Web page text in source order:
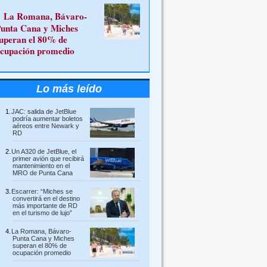
La Romana, Bávaro-
Cana y Miches
el 80% de
promedio
Lo más leído
JAC: salida de JetBlue
podría aumentar boletos
aéreos entre Newark y
RD
Un A320 de JetBlue, el
primer avión que recibirá
mantenimiento en el
MRO de Punta Cana
Escarrer: “Miches se
convertirá en el destino
más importante de RD
en el turismo de lujo”
La Romana, Bávaro-
Punta Cana y Miches
superan el 80% de
ocupación promedio